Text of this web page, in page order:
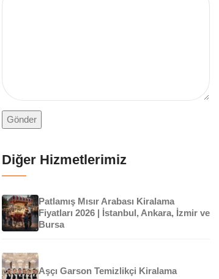
Diğer Hizmetlerimiz
Patlamış Mısır Arabası Kiralama
Fiyatları 2026 | İstanbul, Ankara, İzmir ve
Bursa
Aşçı Garson Temizlikçi Kiralama